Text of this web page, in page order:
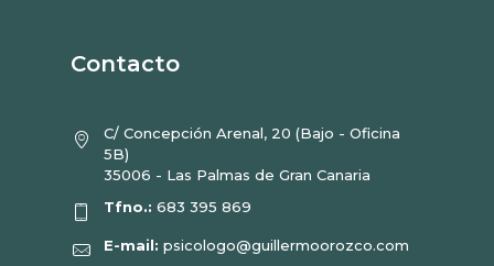
Contacto
C/ Concepción Arenal, 20 (Bajo - Oficina
5B)
35006 - Las Palmas de Gran Canaria
Tfno.: 683 395 869
E-mail: psicologo@guillermoorozco.com